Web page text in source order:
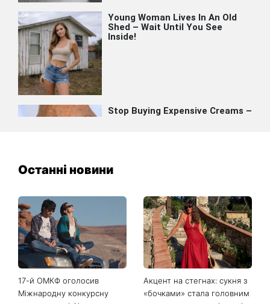
Останні новини
17-й ОМКФ оголосив
Міжнародну конкурсну
Акцент на стегнах: сукня з
«бочками» стала головним